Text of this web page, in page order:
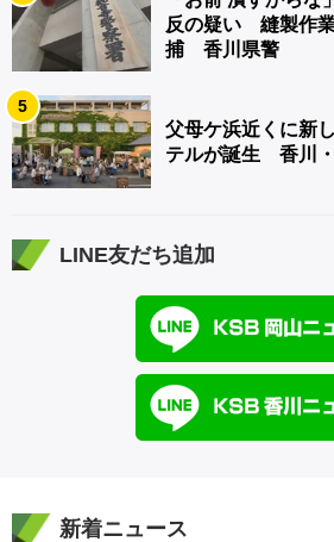
反の疑い 縫製作
捕 香川県警
5
父母ケ浜近くに新
テルが誕生 香川
LINE友だち追加
新着ニュース